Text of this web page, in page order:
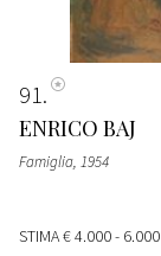
91
ENRICO BAJ
Famiglia, 1954
STIMA€ 4.000 - 6.000